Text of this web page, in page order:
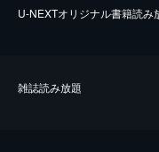
U-NEXTオリジナル書籍読み
雑誌読み放題